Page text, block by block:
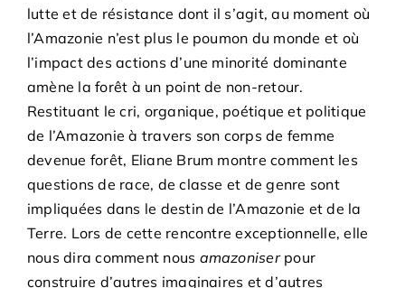
lutte et de résistance dont il s’agit, au moment où
l’Amazonie n’est plus le poumon du monde et où
l’impact des actions d’une minorité dominante
amène la forêt à un point de non-retour.
Restituant le cri, organique, poétique et politique
de l’Amazonie à travers son corps de femme
devenue forêt, Eliane Brum montre comment les
questions de race, de classe et de genre sont
impliquées dans le destin de l’Amazonie et de la
Terre. Lors de cette rencontre exceptionnelle, elle
nous dira comment nous amazoniser pour
construire d’autres imaginaires et d’autres